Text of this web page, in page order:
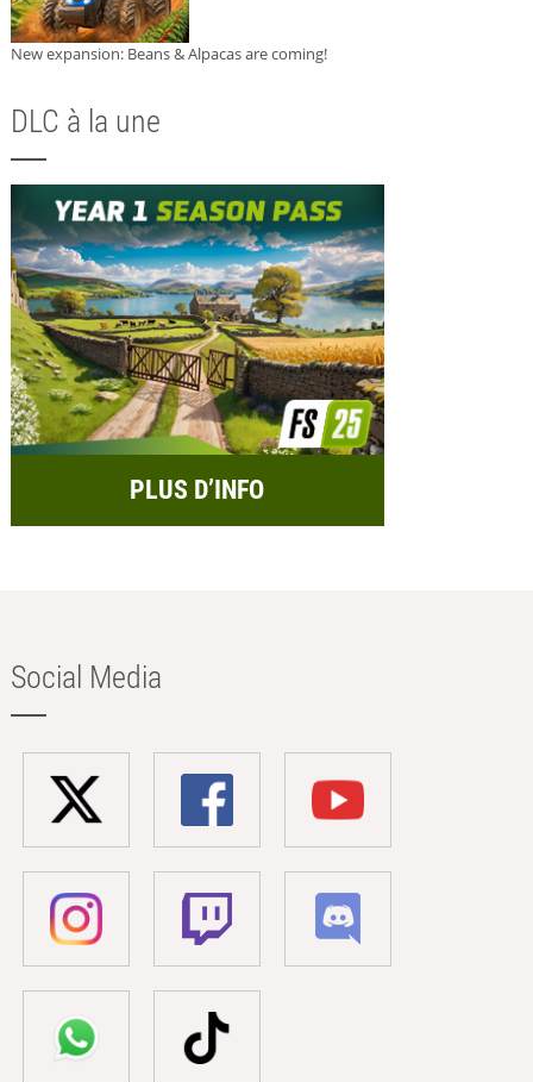
New expansion: Beans & Alpacas are coming!
DLC à la une
PLUS D’INFO
Social Media